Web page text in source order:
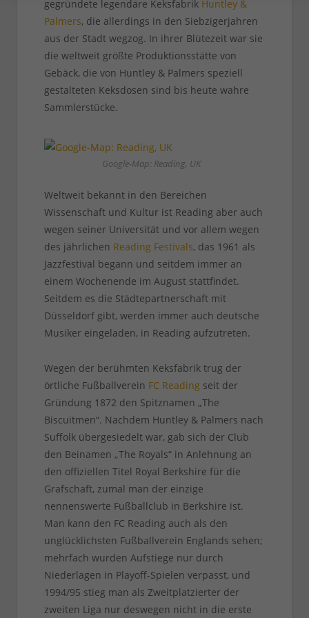
gegründete legendäre Keksfabrik Huntley &
Palmers, die allerdings in den Siebzigerjahren
aus der Stadt wegzog. In ihrer Blütezeit war sie
die weltweit größte Produktionsstätte von
Gebäck, die von Huntley & Palmers speziell
gestalteten Keksdosen sind bis heute wahre
Sammlerstücke.
Google-Map: Reading, UK
Weltweit bekannt in den Bereichen
Wissenschaft und Kultur ist Reading aber auch
wegen seiner Universität und vor allem wegen
des jährlichen Reading Festivals, das 1961 als
Jazzfestival begann und seitdem immer an
einem Wochenende im August stattfindet.
Seitdem es die Städtepartnerschaft mit
Düsseldorf gibt, werden immer auch deutsche
Musiker eingeladen, in Reading aufzutreten.
Wegen der berühmten Keksfabrik trug der
örtliche Fußballverein FC Readingseit der
Gründung 1872 den Spitznamen „The
Biscuitmen“. Nachdem Huntley & Palmers nach
Suffolk übergesiedelt war, gab sich der Club
den Beinamen „The Royals“ in Anlehnung an
den offiziellen Titel Royal Berkshire für die
Grafschaft, zumal man der einzige
nennenswerte Fußballclub in Berkshire ist.
Man kann den FC Reading auch als den
unglücklichsten Fußballverein Englands sehen;
mehrfach wurden Aufstiege nur durch
Niederlagen in Playoff-Spielen verpasst, und
1994/95 stieg man als Zweitplatzierter der
zweiten Liga nur deswegen nicht in die erste